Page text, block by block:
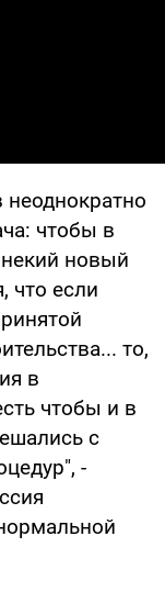
чтобы в
новый
что если
то,
в
чтобы и в
с
-